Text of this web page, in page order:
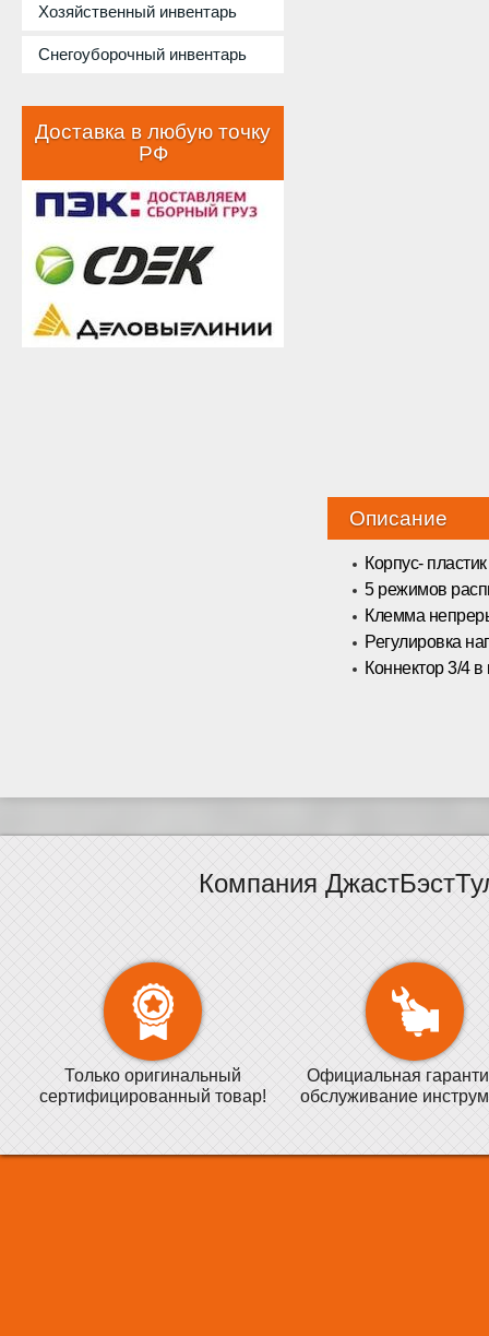
Хозяйственный инвентарь
Снегоуборочный инвентарь
Доставка в любую точку
РФ
Описание
Корпус- пластик
5 режимов
Клемма
Регулировка
Коннектор 3/4 в
Компания
Только оригинальный
сертифицированный товар!
Официальная
обслуживание